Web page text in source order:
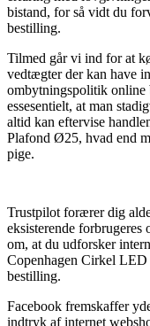
bistand, for så vidt du
bestilling.
Tilmed går vi ind for at
vedtægter der kan have
ombytningspolitik online
essesentielt, at man
altid kan eftervise
Plafond Ø25, hvad end
pige.
Trustpilot forærer dig
eksisterende
om, at du udforsker
Copenhagen Cirkel
bestilling.
Facebook fremskaffer
indtryk af internet